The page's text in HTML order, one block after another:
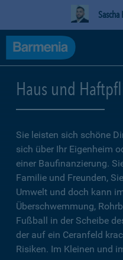
Haus und
Sie leisten sich schöne
sich über Ihr Eigenheim
einer Baufinanzierung.
Familie und Freunden,
Umwelt und doch kann
Überschwemmung,
Fußball in der Scheibe
der auf ein Ceranfeld
Risiken. Im Kleinen und